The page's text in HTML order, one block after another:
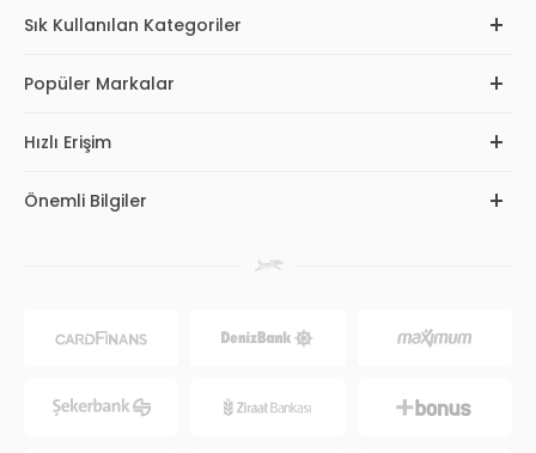
Sık Kullanılan Kategoriler
Popüler Markalar
Hızlı Erişim
Önemli Bilgiler